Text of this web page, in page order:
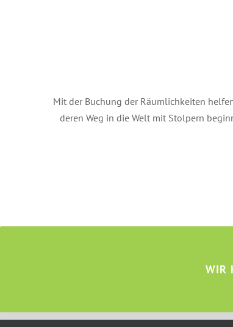
Mit der Buchung der Räumlichkeiten
deren Weg in die Welt mit Stolpern
WIR